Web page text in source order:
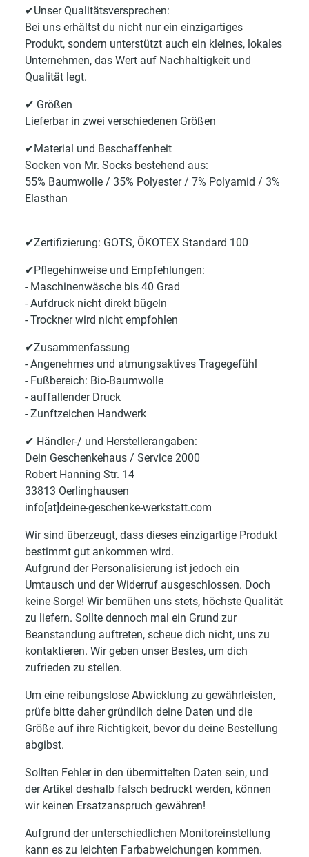
✔Unser Qualitätsversprechen:
Bei uns erhältst du nicht nur ein einzigartiges
Produkt, sondern unterstützt auch ein kleines, lokales
Unternehmen, das Wert auf Nachhaltigkeit und
Qualität legt.
✔ Größen
Lieferbar in zwei verschiedenen Größen
✔Material und Beschaffenheit
Socken von Mr. Socks bestehend aus:
55% Baumwolle / 35% Polyester / 7% Polyamid / 3%
Elasthan
✔Zertifizierung: GOTS, ÖKOTEX Standard 100
✔Pflegehinweise und Empfehlungen:
- Maschinenwäsche bis 40 Grad
- Aufdruck nicht direkt bügeln
- Trockner wird nicht empfohlen
✔Zusammenfassung
- Angenehmes und atmungsaktives Tragegefühl
- Fußbereich: Bio-Baumwolle
- auffallender Druck
- Zunftzeichen Handwerk
✔ Händler-/ und Herstellerangaben:
Dein Geschenkehaus / Service 2000
Robert Hanning Str. 14
33813 Oerlinghausen
info[at]deine-geschenke-werkstatt.com
Wir sind überzeugt, dass dieses einzigartige Produkt
bestimmt gut ankommen wird.
Aufgrund der Personalisierung ist jedoch ein
Umtausch und der Widerruf ausgeschlossen. Doch
keine Sorge! Wir bemühen uns stets, höchste Qualität
zu liefern. Sollte dennoch mal ein Grund zur
Beanstandung auftreten, scheue dich nicht, uns zu
kontaktieren. Wir geben unser Bestes, um dich
zufrieden zu stellen.
Um eine reibungslose Abwicklung zu gewährleisten,
prüfe bitte daher gründlich deine Daten und die
Größe auf ihre Richtigkeit, bevor du deine Bestellung
abgibst.
Sollten Fehler in den übermittelten Daten sein, und
der Artikel deshalb falsch bedruckt werden, können
wir keinen Ersatzanspruch gewähren!
Aufgrund der unterschiedlichen Monitoreinstellung
kann es zu leichten Farbabweichungen kommen.